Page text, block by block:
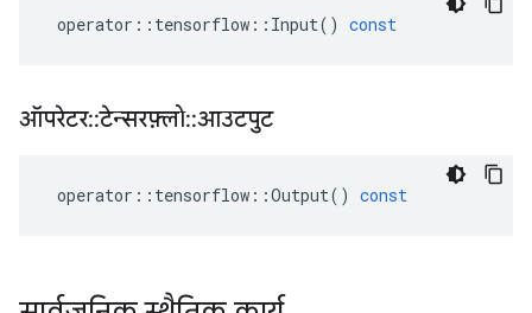
operator :: tensorflow :: Input() const
ऑपरेटर::टेन्सरफ़्लो::आउटपुट
operator :: tensorflow ::Output() const